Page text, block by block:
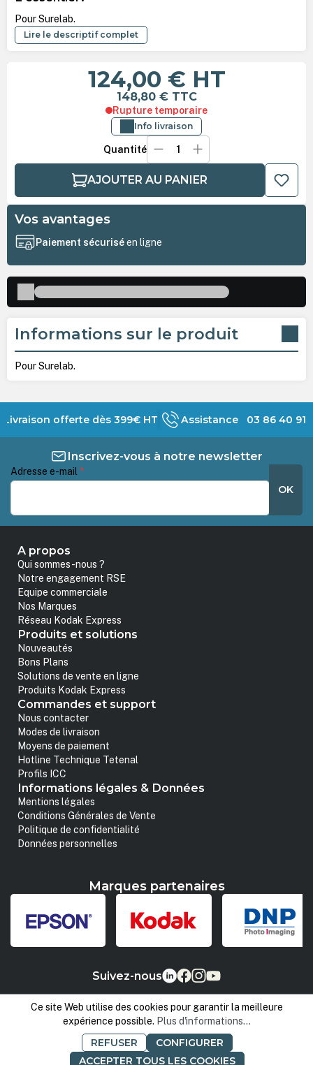
Pour Surelab.
Lire le descriptif complet
124,00 € HT
148,80 € TTC
Rupture temporaire
Info livraison
Quantité
AJOUTER AU PANIER
Vos avantages
Paiement sécuriséen ligne
Informations sur le produit
Pour Surelab.
Livraison offerte dès 399€ HT Assistance 03 86 40 91
Inscrivez-vous à notre newsletter
Adresse e-mail *
OK
A propos
Qui sommes-nous ?
Notre engagement RSE
Equipe commerciale
Nos Marques
Réseau Kodak Express
Produits et solutions
Nouveautés
Bons Plans
Solutions de vente en ligne
Produits Kodak Express
Commandes et support
Nous contacter
Modes de livraison
Moyens de paiement
Hotline Technique Tetenal
Profils ICC
Informations légales & Données
Mentions légales
Conditions Générales de Vente
Politique de confidentialité
Données personnelles
Marques partenaires
Suivez-nous
Ce site Web utilise des cookies pour garantir la meilleure
expérience possible. Plus d'informations...
REFUSER
CONFIGURER
ACCEPTER TOUS LES COOKIES